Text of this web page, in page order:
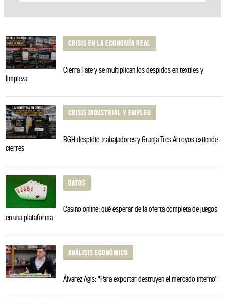
CRISIS EN LA ECONOMÍA REAL
Cierra Fate y se multiplican los despidos en textiles y
limpieza
CRISIS INDUSTRIAL Y EMPLEO
BGH despidió trabajadores y Granja Tres Arroyos extiende
cierres
DATOS
Casino online: qué esperar de la oferta completa de juegos
en una plataforma
ANÁLISIS ECONÓMICO
Álvarez Agis: "Para exportar destruyen el mercado interno"